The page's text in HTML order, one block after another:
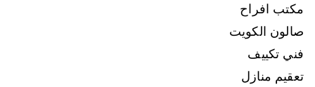
مكتب افراح
صالون الكويت
فني تكييف
تعقيم منازل